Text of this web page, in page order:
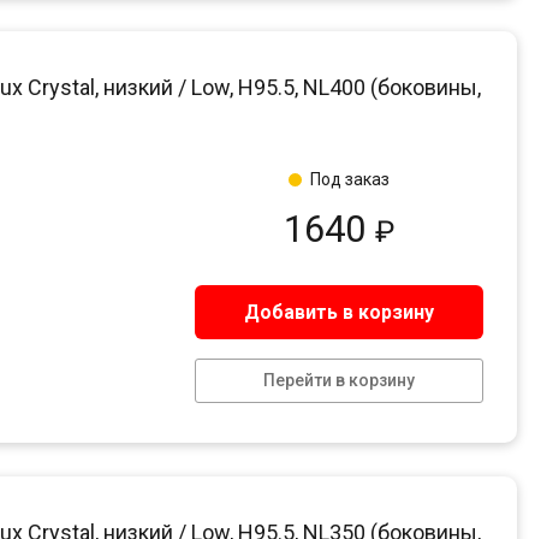
Crystal, низкий / Low, H95.5, NL400 (боковины,
1640 ₽
Добавить в корзину
Перейти в корзину
Под заказ
Crystal, низкий / Low, H95.5, NL350 (боковины,